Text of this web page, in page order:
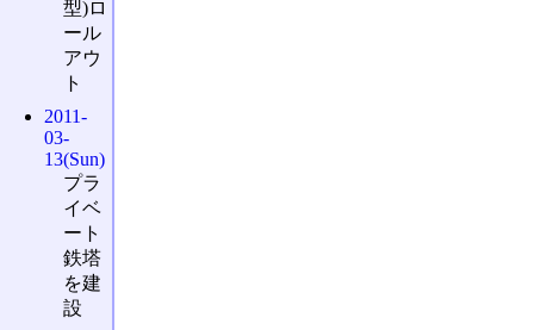
型)ロ
ール
アウ
ト
2011-
03-
13(Sun)
プラ
イベ
ート
鉄塔
を建
設